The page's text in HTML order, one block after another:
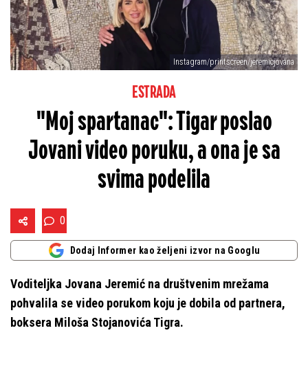
Instagram/printscreen/jeremicjovana
ESTRADA
"Moj spartanac": Tigar poslao
Jovani video poruku, a ona je sa
svima podelila
0
Dodaj Informer kao željeni izvor na Googlu
Voditeljka Jovana Jeremić na društvenim mrežama
pohvalila se video porukom koju je dobila od partnera,
boksera Miloša Stojanovića Tigra.